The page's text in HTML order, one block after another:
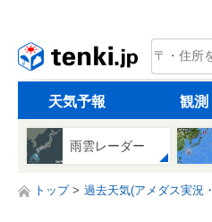
tenki.jp
天気予報 観測
雨雲レーダー
トップ 過去天気(アメダス実況